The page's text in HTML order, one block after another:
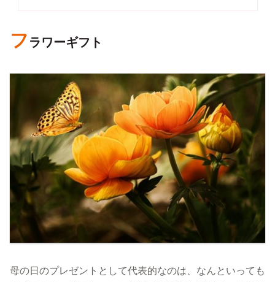
フ ラワーギフト
母の日のプレゼントとして代表的なのは、なんといっても